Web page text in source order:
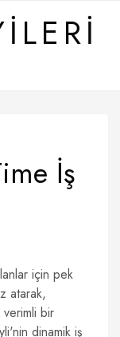
İş
için pek
atarak,
verimli bir
dinamik iş